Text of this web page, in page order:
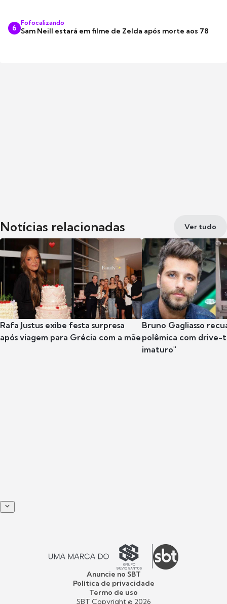
6
Fofocalizando
Sam Neill estará em filme de Zelda após morte aos 78
Notícias relacionadas Ver tudo
Rafa Justus exibe festa surpresa
após viagem para Grécia com a mãe
Bruno Gagliasso
polêmica com drive-
imaturo"
Anuncie no SBT
Política de privacidade
Termo de uso
SBT Copyright © 2026